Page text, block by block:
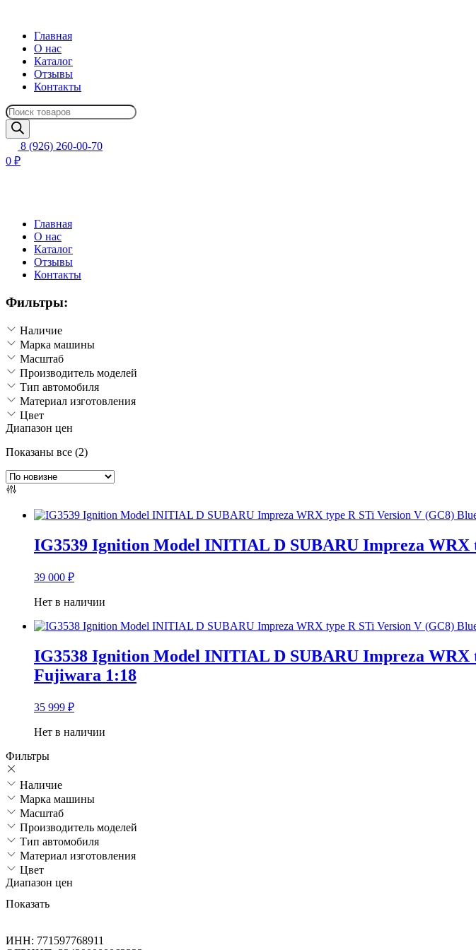
Главная
О нас
Каталог
Отзывы
Контакты
Поиск
товаров
8 (926) 260-00-70
0 ₽
Главная
О нас
Каталог
Отзывы
Контакты
Фильтры:
Наличие
Марка машины
Масштаб
Производитель моделей
Тип автомобиля
Материал изготовления
Цвет
Диапазон цен
Показаны все (2)Сортировка:
недавние
IG3539 Ignition Model INITIAL D SUBARU Impreza
39 000 ₽
Нет в наличии
IG3538 Ignition Model INITIAL D SUBARU Impreza
Fujiwara 1:18
35 999 ₽
Нет в наличии
Фильтры
Наличие
Марка машины
Масштаб
Производитель моделей
Тип автомобиля
Материал изготовления
Цвет
Диапазон цен
Показать
ИНН: 771597768911